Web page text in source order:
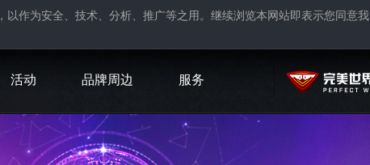
，以作为安全、技术、分析、推广等之用。继续浏览本网站即表示您同意我
活动 品牌周边 服务